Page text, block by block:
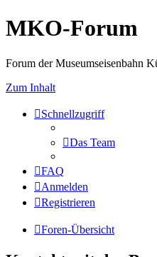
MKO-Forum
Forum der Museumseisenbahn
Zum Inhalt
Schnellzugriff
Das Team
FAQ
Anmelden
Registrieren
Foren-Übersicht